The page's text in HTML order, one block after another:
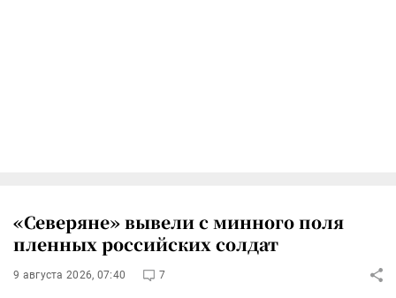
«Северяне» вывели с минного поля
пленных российских солдат
9 августа 2026, 07:40 7